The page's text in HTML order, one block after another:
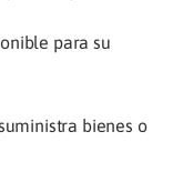
para su
bienes o